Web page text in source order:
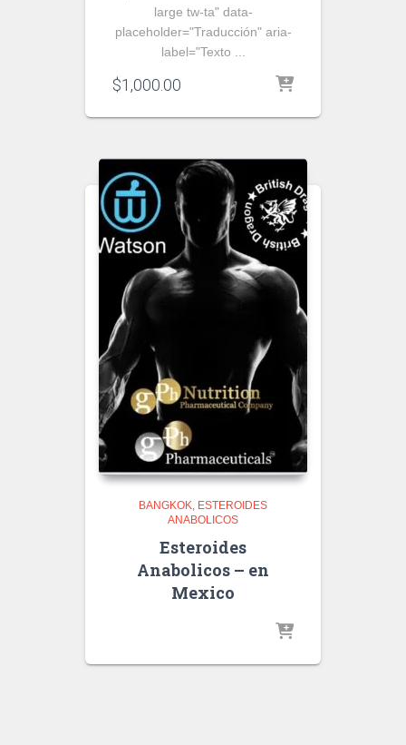
large tw-ta" data-
placeholder="Traducción" aria-
label="Texto ...
$1,000.00
BANGKOK ESTEROIDES
ANABOLICOS
Esteroides
Anabolicos – en
Mexico